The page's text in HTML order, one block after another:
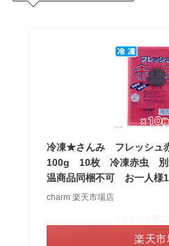
冷凍★さんみ フレッシュ
100g 10枚 冷凍赤虫 別
温商品同梱不可 お一人様
charm 楽天市場店
楽天市